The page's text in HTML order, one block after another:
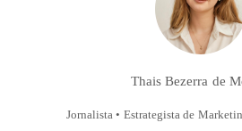
Thais Bezerra de
Jornalista • Estrategista de